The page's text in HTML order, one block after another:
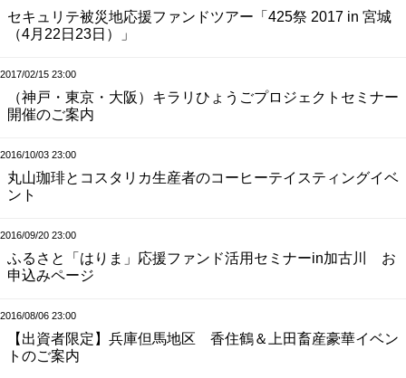
セキュリテ被災地応援ファンドツアー「425祭 2017 in 宮城
（4月22日23日）」
2017/02/15 23:00
（神戸・東京・大阪）キラリひょうごプロジェクトセミナー
開催のご案内
2016/10/03 23:00
丸山珈琲とコスタリカ生産者のコーヒーテイスティングイベ
ント
2016/09/20 23:00
ふるさと「はりま」応援ファンド活用セミナーin加古川 お
申込みページ
2016/08/06 23:00
【出資者限定】兵庫但馬地区 香住鶴＆上田畜産豪華イベン
トのご案内